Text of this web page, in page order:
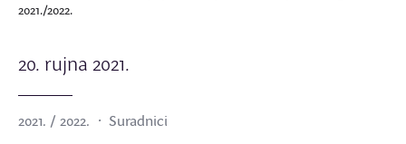
2021./2022.
20. rujna 2021.
2021. / 2022. Suradnici